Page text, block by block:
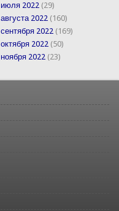
июля 2022 (29)
августа 2022 (160)
сентября 2022 (169)
октября 2022 (50)
ноября 2022 (23)